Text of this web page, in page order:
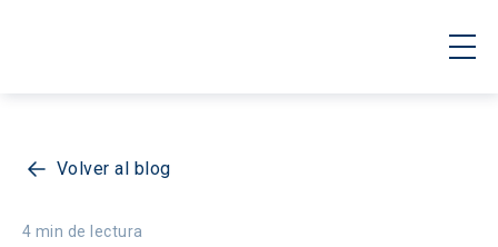
Volver al blog
4 min de lectura